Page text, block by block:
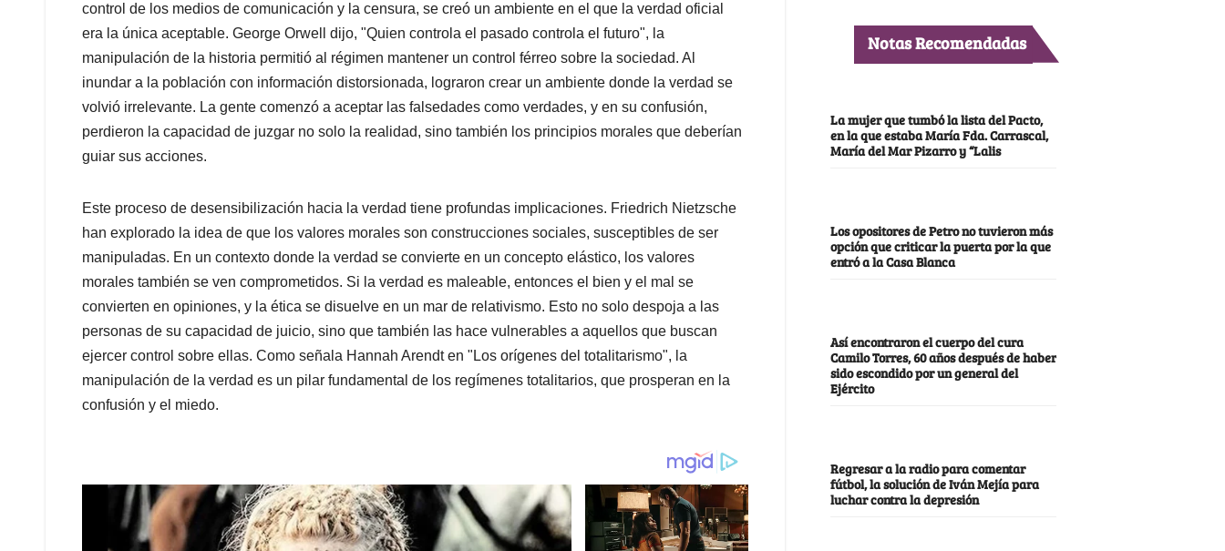
control de los medios de comunicación y la censura, se creó un ambiente en el que la verdad oficial
era la única aceptable. George Orwell dijo, "Quien controla el pasado controla el futuro", la
manipulación de la historia permitió al régimen mantener un control férreo sobre la sociedad. Al
inundar a la población con información distorsionada, lograron crear un ambiente donde la verdad se
volvió irrelevante. La gente comenzó a aceptar las falsedades como verdades, y en su confusión,
perdieron la capacidad de juzgar no solo la realidad, sino también los principios morales que deberían
guiar sus acciones.
Este proceso de desensibilización hacia la verdad tiene profundas implicaciones. Friedrich Nietzsche
han explorado la idea de que los valores morales son construcciones sociales, susceptibles de ser
manipuladas. En un contexto donde la verdad se convierte en un concepto elástico, los valores
morales también se ven comprometidos. Si la verdad es maleable, entonces el bien y el mal se
convierten en opiniones, y la ética se disuelve en un mar de relativismo. Esto no solo despoja a las
personas de su capacidad de juicio, sino que también las hace vulnerables a aquellos que buscan
ejercer control sobre ellas. Como señala Hannah Arendt en "Los orígenes del totalitarismo", la
manipulación de la verdad es un pilar fundamental de los regímenes totalitarios, que prosperan en la
confusión y el miedo.
Notas Recomendadas
La mujer que tumbó la lista del Pacto,
en la que estaba María Fda. Carrascal,
María del Mar Pizarro y “Lalis
Los opositores de Petro no tuvieron más
opción que criticar la puerta por la que
entró a la Casa Blanca
Así encontraron el cuerpo del cura
Camilo Torres, 60 años después de haber
sido escondido por un general del
Ejército
Regresar a la radio para comentar
fútbol, la solución de Iván Mejía para
luchar contra la depresión